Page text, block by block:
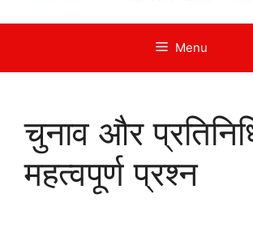
Menu
चुनाव और
महत्वपूर्ण प्रश्न